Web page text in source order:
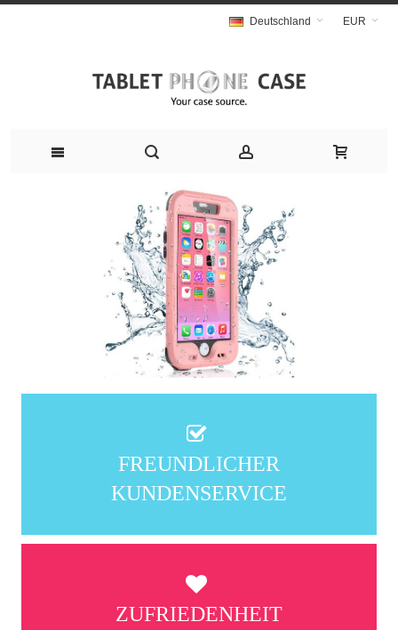
EUR
Deutschland
FREUNDLICHER
KUNDENSERVICE
ZUFRIEDENHEIT